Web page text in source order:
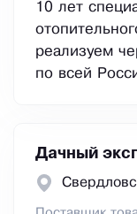
10 лет
реализуем
по всей
Дачный